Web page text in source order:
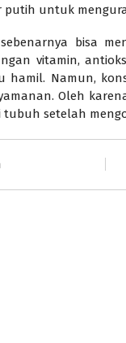
putih untuk
bisa
vitamin,
hamil. Namun,
Oleh
setelah